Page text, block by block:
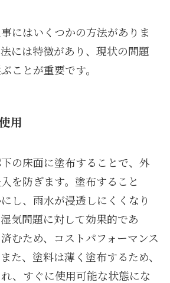
にはいくつかの方法がありま
には特徴があり、現状の問題
ことが重要です。
用
の床面に塗布することで、外
を防ぎます。塗布すること
し、雨水が浸透しにくくなり
気問題に対して効果的であ
むため、コストパフォーマンス
た、塗料は薄く塗布するため、
、すぐに使用可能な状態にな